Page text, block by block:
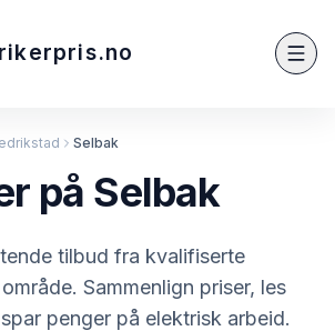
Selbak
på Selbak
tilbud fra kvalifiserte
Sammenlign priser, les
penger på elektrisk arbeid.